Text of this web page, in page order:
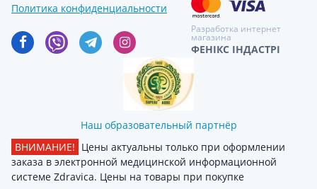
Политика конфиденциальности
Разработка интернет
магазина
ФЕНІКС ІНДАСТРІ
Наш образовательный партнёр
ВНИМАНИЕ! Цены актуальны только при оформлении
заказа в электронной медицинской информационной
системе Zdravica. Цены на товары при покупке